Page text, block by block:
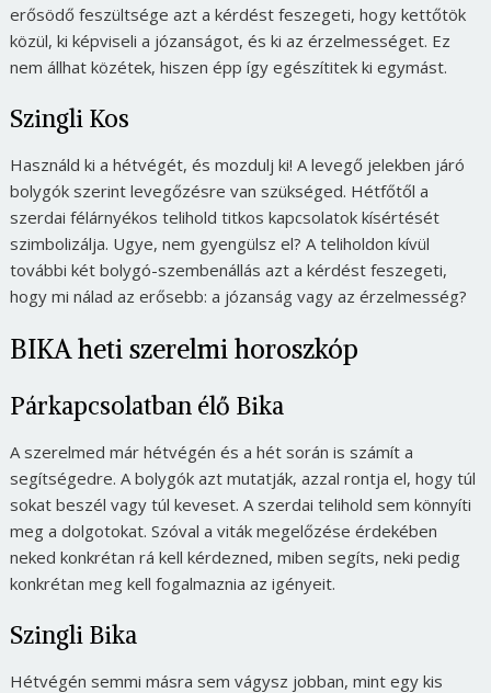
erősödő feszültsége azt a kérdést feszegeti, hogy kettőtök
közül, ki képviseli a józanságot, és ki az érzelmességet. Ez
nem állhat közétek, hiszen épp így egészítitek ki egymást.
Szingli Kos
Használd ki a hétvégét, és mozdulj ki! A levegő jelekben járó
bolygók szerint levegőzésre van szükséged. Hétfőtől a
szerdai félárnyékos telihold titkos kapcsolatok kísértését
szimbolizálja. Ugye, nem gyengülsz el? A teliholdon kívül
további két bolygó-szembenállás azt a kérdést feszegeti,
hogy mi nálad az erősebb: a józanság vagy az érzelmesség?
BIKA heti szerelmi horoszkóp
Párkapcsolatban élő Bika
A szerelmed már hétvégén és a hét során is számít a
segítségedre. A bolygók azt mutatják, azzal rontja el, hogy túl
sokat beszél vagy túl keveset. A szerdai telihold sem könnyíti
meg a dolgotokat. Szóval a viták megelőzése érdekében
neked konkrétan rá kell kérdezned, miben segíts, neki pedig
konkrétan meg kell fogalmaznia az igényeit.
Szingli Bika
Hétvégén semmi másra sem vágysz jobban, mint egy kis